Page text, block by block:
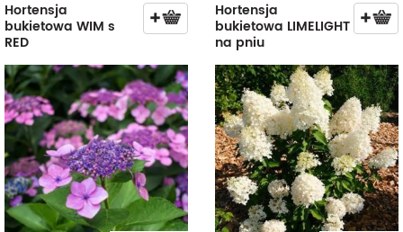
Hortensja
bukietowa WIM s
RED
Hortensja
bukietowa LIMELIGHT
na pniu